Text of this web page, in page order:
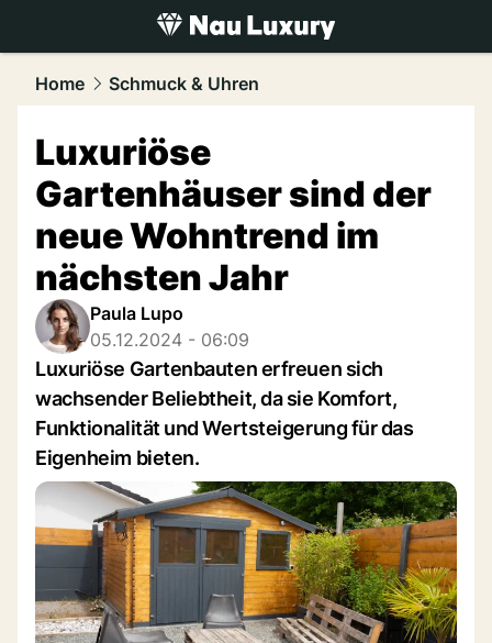
luxury.NAU.ch
Home Schmuck & Uhren
Luxuriöse
Gartenhäuser sind der
neue Wohntrend im
nächsten Jahr
Paula Lupo
05.12.2024 - 06:09
Luxuriöse Gartenbauten erfreuen sich
wachsender Beliebtheit, da sie Komfort,
Funktionalität und Wertsteigerung für das
Eigenheim bieten.